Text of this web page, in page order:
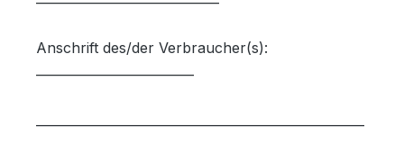
Anschrift des/der Verbraucher(s):